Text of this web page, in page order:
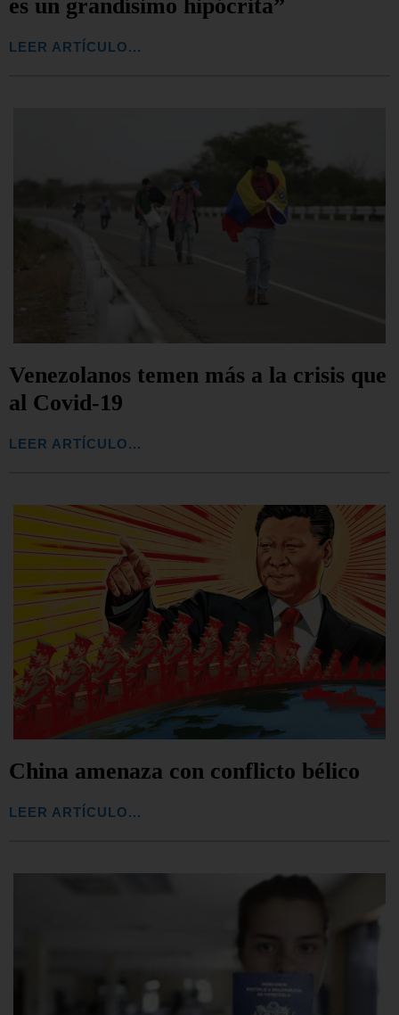
es un grandísimo hipócrita”
LEER ARTÍCULO...
Venezolanos temen más a la crisis que
al Covid-19
LEER ARTÍCULO...
China amenaza con conflicto bélico
LEER ARTÍCULO...